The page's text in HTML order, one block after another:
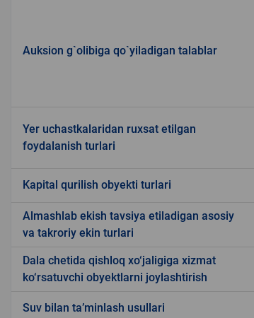
Auksion g`olibiga qo`yiladigan talablar
Yer uchastkalaridan ruxsat etilgan
foydalanish turlari
Kapital qurilish obyekti turlari
Almashlab ekish tavsiya etiladigan asosiy
va takroriy ekin turlari
Dala chetida qishloq xo‘jaligiga xizmat
ko‘rsatuvchi obyektlarni joylashtirish
Suv bilan ta’minlash usullari